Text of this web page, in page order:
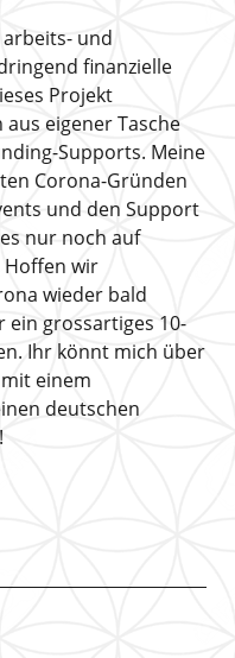
und
finanzielle
Projekt
eigener Tasche
Supports. Meine
Corona-Gründen
und den Support
nur noch auf
Hoffen wir
wieder bald
grossartiges 10-
Ihr könnt mich über
einem
deutschen